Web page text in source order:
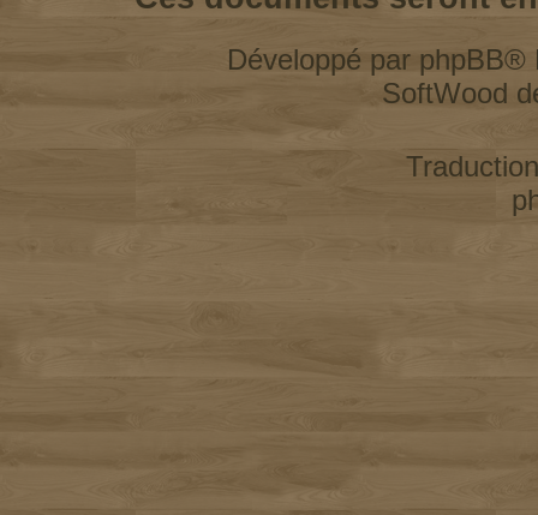
Développé par phpBB®
SoftWood